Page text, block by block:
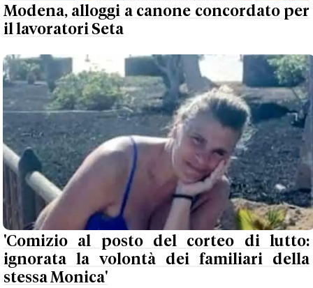
Modena, alloggi a canone concordato per
il lavoratori Seta
'Comizio al posto del corteo di lutto:
ignorata la volontà dei familiari della
stessa Monica'